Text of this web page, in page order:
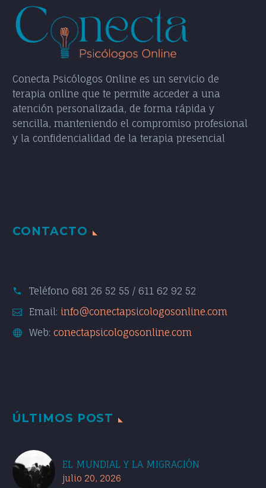
Conecta Psicólogos Online es un servicio de
terapia online que te permite acceder a una
atención personalizada, de forma rápida y
sencilla, manteniendo el compromiso profesional
y la confidencialidad de la terapia presencial
CONTACTO
Teléfono 681 26 52 55 / 611 62 92 52
Email: info@conectapsicologosonline.com
Web: conectapsicologosonline.com
ÚLTIMOS POST
EL MUNDIAL Y LA MIGRACIÓN
julio 20, 2026